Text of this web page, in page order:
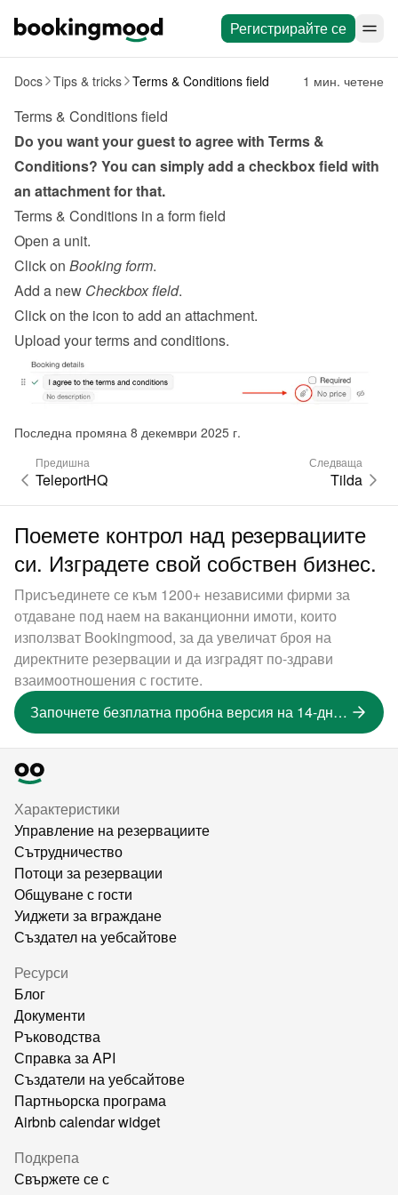
Регистрирайте се
Docs Tips & tricks Terms & Conditions field 1 мин. четене
Terms & Conditions field
Do you want your guest to agree with Terms &
Conditions? You can simply add a checkbox field with
an attachment for that.
Terms & Conditions in a form field
Open a unit.
Click on Booking form.
Add a new Checkbox field.
Click on the icon to add an attachment.
Upload your terms and conditions.
Последна промяна 8 декември 2025 г.
Предишна
TeleportHQ
Следваща
Tilda
Поемете контрол над резервациите
си. Изградете свой собствен бизнес.
Присъединете се към 1200+ независими фирми за
отдаване под наем на ваканционни имоти, които
използват Bookingmood, за да увеличат броя на
директните резервации и да изградят по-здрави
взаимоотношения с гостите.
Започнете безплатна пробна версия на 14-дневна версия
Характеристики
Управление на резервациите
Сътрудничество
Потоци за резервации
Общуване с гости
Уиджети за вграждане
Създател на уебсайтове
Ресурси
Блог
Документи
Ръководства
Справка за API
Създатели на уебсайтове
Партньорска програма
Airbnb calendar widget
Подкрепа
Свържете се с